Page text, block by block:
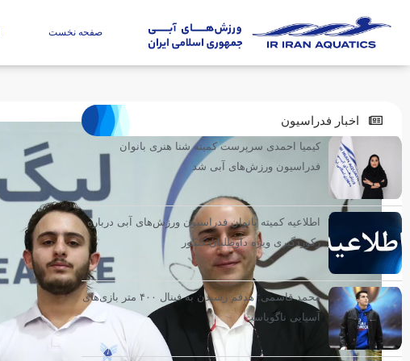
صفحه نخست
اخبار فدراسیون
کیمیا احمدی سرپرست کمیته شنا هنری بانوان
فدراسیون ورزش‌های آبی شد
اطلاعیه کمیته بانوان فدراسیون ورزش‌های آبی درباره
رکوردگیری ویژه داوطلبان کنکور
محمد قاسمی: هدفم رسیدن به فینال ۴۰۰ متر بازی‌های
آسیایی ناگویاست